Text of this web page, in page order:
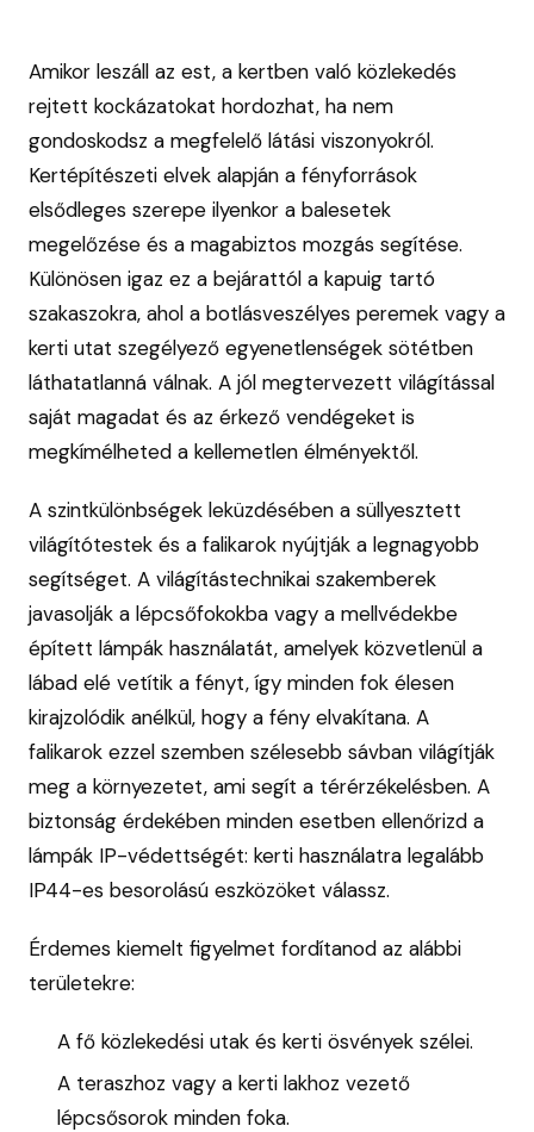
Amikor leszáll az est, a kertben való közlekedés
rejtett kockázatokat hordozhat, ha nem
gondoskodsz a megfelelő látási viszonyokról.
Kertépítészeti elvek alapján a fényforrások
elsődleges szerepe ilyenkor a balesetek
megelőzése és a magabiztos mozgás segítése.
Különösen igaz ez a bejárattól a kapuig tartó
szakaszokra, ahol a botlásveszélyes peremek vagy a
kerti utat szegélyező egyenetlenségek sötétben
láthatatlanná válnak. A jól megtervezett világítással
saját magadat és az érkező vendégeket is
megkímélheted a kellemetlen élményektől.
A szintkülönbségek leküzdésében a süllyesztett
világítótestek és a falikarok nyújtják a legnagyobb
segítséget. A világítástechnikai szakemberek
javasolják a lépcsőfokokba vagy a mellvédekbe
épített lámpák használatát, amelyek közvetlenül a
lábad elé vetítik a fényt, így minden fok élesen
kirajzolódik anélkül, hogy a fény elvakítana. A
falikarok ezzel szemben szélesebb sávban világítják
meg a környezetet, ami segít a térérzékelésben. A
biztonság érdekében minden esetben ellenőrizd a
lámpák IP-védettségét: kerti használatra legalább
IP44-es besorolású eszközöket válassz.
Érdemes kiemelt figyelmet fordítanod az alábbi
területekre:
A fő közlekedési utak és kerti ösvények szélei.
A teraszhoz vagy a kerti lakhoz vezető
lépcsősorok minden foka.